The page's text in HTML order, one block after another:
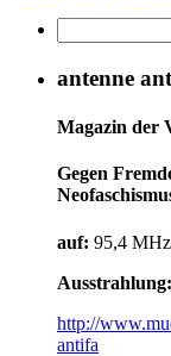
antenne
Magazin der
Gegen
auf: 95,4
http://
antifa